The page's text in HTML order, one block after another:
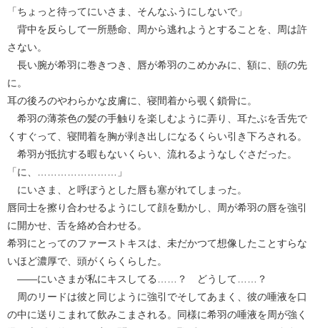
「ちょっと待ってにいさま、そんなふうにしないで」
背中を反らして一所懸命、周から逃れようとすることを、周は許
さない。
長い腕が希羽に巻きつき、唇が希羽のこめかみに、額に、頤の先
に。
耳の後ろのやわらかな皮膚に、寝間着から覗く鎖骨に。
希羽の薄茶色の髪の手触りを楽しむように弄り、耳たぶを舌先で
くすぐって、寝間着を胸が剥き出しになるくらい引き下ろされる。
希羽が抵抗する暇もないくらい、流れるようなしぐさだった。
「に、……………………」
にいさま、と呼ぼうとした唇も塞がれてしまった。
唇同士を擦り合わせるようにして顔を動かし、周が希羽の唇を強引
に開かせ、舌を絡め合わせる。
希羽にとってのファーストキスは、未だかつて想像したことすらな
いほど濃厚で、頭がくらくらした。
――にいさまが私にキスしてる……？ どうして……？
周のリードは彼と同じように強引でそしてあまく、彼の唾液を口
の中に送りこまれて飲みこまされる。同様に希羽の唾液を周が強く